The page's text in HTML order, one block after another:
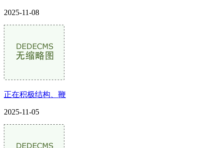
2025-11-08
正在积极结构、鞭
2025-11-05